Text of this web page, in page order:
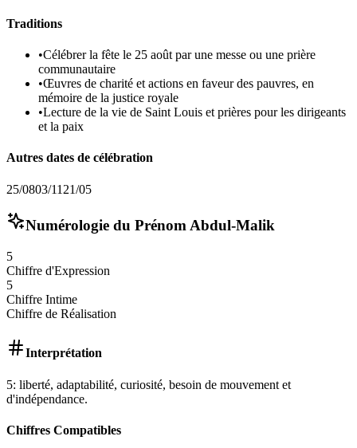
Traditions
•Célébrer la fête le 25 août par une messe ou une prière
communautaire
•Œuvres de charité et actions en faveur des pauvres, en
mémoire de la justice royale
•Lecture de la vie de Saint Louis et prières pour les dirigeants
et la paix
Autres dates de célébration
25/0803/11 21/05
Numérologie du PrénomAbdul-Malik
5
Chiffre d'Expression
5
Chiffre Intime
Chiffre de Réalisation
Interprétation
5: liberté, adaptabilité, curiosité, besoin de mouvement et
d'indépendance.
Chiffres Compatibles